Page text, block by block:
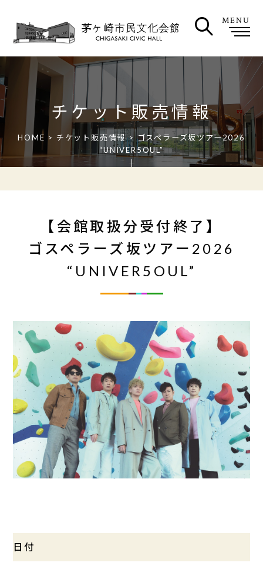
MENU
チケット販売情報
HOME > チケット販売情報> ゴスペラーズ坂ツアー2026
“UNIVER5OUL”
【会館取扱分受付終了】
ゴスペラーズ坂ツアー2026
“UNIVER5OUL”
日付